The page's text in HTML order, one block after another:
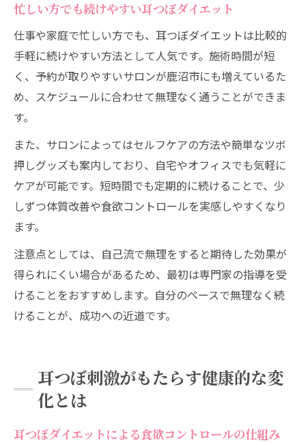
忙しい方でも続けやすい耳つぼダイエット
仕事や家庭で忙しい方でも、耳つぼダイエットは比較的
手軽に続けやすい方法として人気です。施術時間が短
く、予約が取りやすいサロンが鹿沼市にも増えているた
め、スケジュールに合わせて無理なく通うことができま
す。
また、サロンによってはセルフケアの方法や簡単なツボ
押しグッズも案内しており、自宅やオフィスでも気軽に
ケアが可能です。短時間でも定期的に続けることで、少
しずつ体質改善や食欲コントロールを実感しやすくなり
ます。
注意点としては、自己流で無理をすると期待した効果が
得られにくい場合があるため、最初は専門家の指導を受
けることをおすすめします。自分のペースで無理なく続
けることが、成功への近道です。
耳つぼ刺激がもたらす健康的な変
化とは
耳つぼダイエットによる食欲コントロールの仕組み